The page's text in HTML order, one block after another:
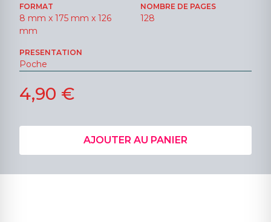
FORMAT
8 mm x 175 mm x 126
mm
NOMBRE DE PAGES
128
PRESENTATION
Poche
4,90 €
AJOUTER AU PANIER